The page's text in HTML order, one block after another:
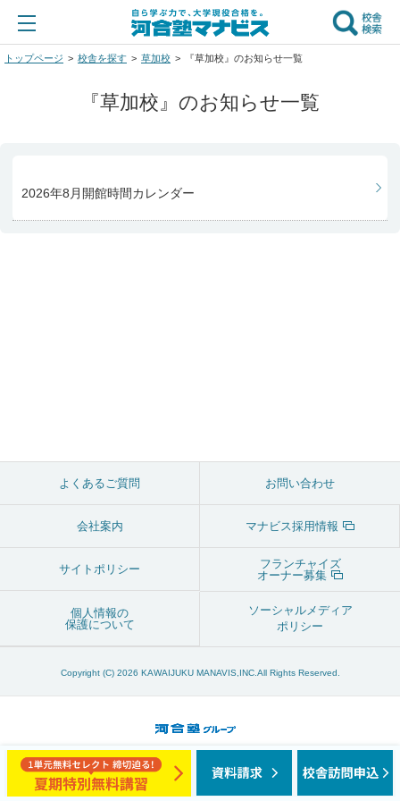
トップページ 校舎を探す 草加校 『草加校』のお知らせ一覧
『草加校』のお知らせ一覧
2026年8月開館時間カレンダー
よくあるご質問 お問い合わせ
会社案内 マナビス採用情報
サイトポリシー
フランチャイズ
オーナー募集
個人情報の
保護について
ソーシャルメディア
ポリシー
Copyright (C) 2026 KAWAIJUKU MANAVIS,INC.All Rights Reserved.